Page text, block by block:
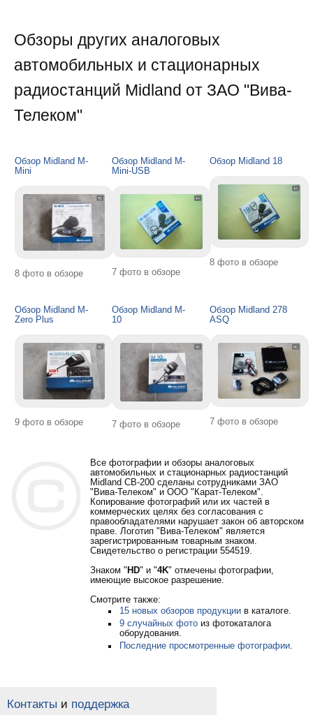
Обзоры других аналоговых
автомобильных и стационарных
радиостанций Midland от ЗАО "Вива-
Телеком"
Обзор Midland M-
Mini
8 фото в обзоре
Обзор Midland M-
Mini-USB
7 фото в обзоре
Обзор Midland 18
8 фото в обзоре
Обзор Midland M-
Zero Plus
9 фото в обзоре
Обзор Midland M-
10
7 фото в обзоре
Обзор Midland 278
ASQ
7 фото в обзоре
Все фотографии и обзоры аналоговых
автомобильных и стационарных радиостанций
Midland CB-200 сделаны сотрудниками ЗАО
"Вива-Телеком" и ООО "Карат-Телеком".
Копирование фотографий или их частей в
коммерческих целях без согласования с
правообладателями нарушает закон об авторском
праве. Логотип "Вива-Телеком" является
зарегистрированным товарным знаком.
Свидетельство о регистрации 554519.
Знаком " HD" и "4K" отмечены фотографии,
имеющие высокое разрешение.
Смотрите также:
15 новых обзоров продукциив каталоге.
9 случайных фотоиз фотокаталога
оборудования.
Последние просмотренные фотографии.
Контакты и поддержка